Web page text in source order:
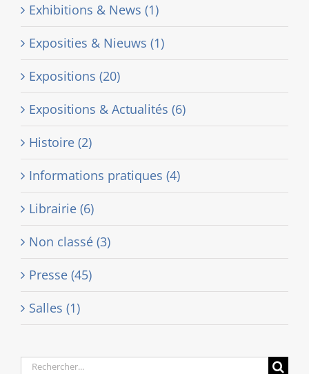
Exhibitions & News (1)
Exposities & Nieuws (1)
Expositions (20)
Expositions & Actualités (6)
Histoire (2)
Informations pratiques (4)
Librairie (6)
Non classé (3)
Presse (45)
Salles (1)
Rechercher: